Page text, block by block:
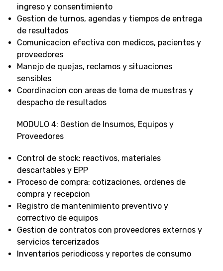
ingreso y consentimiento
Gestion de turnos, agendas y tiempos de entrega
de resultados
Comunicacion efectiva con medicos, pacientes y
proveedores
Manejo de quejas, reclamos y situaciones
sensibles
Coordinacion con areas de toma de muestras y
despacho de resultados
MODULO 4: Gestion de Insumos, Equipos y
Proveedores
Control de stock: reactivos, materiales
descartables y EPP
Proceso de compra: cotizaciones, ordenes de
compra y recepcion
Registro de mantenimiento preventivo y
correctivo de equipos
Gestion de contratos con proveedores externos y
servicios tercerizados
Inventarios periodicoss y reportes de consumo